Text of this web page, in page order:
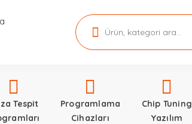
Tespit
Programlama
Cihazları
Chip Tuning
Yazılım